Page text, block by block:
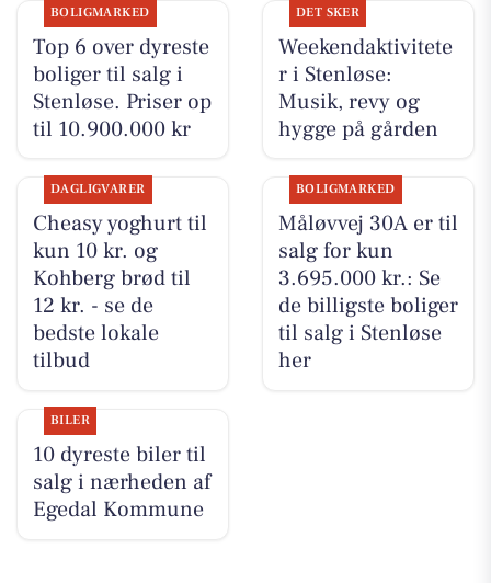
BOLIGMARKED
Top 6 over dyreste
boliger til salg i
Stenløse. Priser op
til 10.900.000 kr
DET SKER
Weekendaktivitete
r i Stenløse:
Musik, revy og
hygge på gården
DAGLIGVARER
Cheasy yoghurt til
kun 10 kr. og
Kohberg brød til
12 kr. - se de
bedste lokale
tilbud
BOLIGMARKED
Måløvvej 30A er til
salg for kun
3.695.000 kr.: Se
de billigste boliger
til salg i Stenløse
her
BILER
10 dyreste biler til
salg i nærheden af
Egedal Kommune